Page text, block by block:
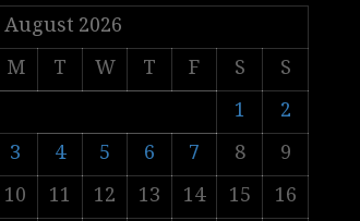
August 2026
M
T W T F S
S
1
2
3
4 5 6 7 8
9
10
11 12 13 14 15
16